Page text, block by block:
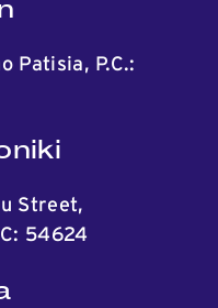
Patisia, P.C.:
Street,
54624